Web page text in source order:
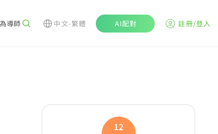
導師 中文-繁體 AI配對 註冊/登入
12